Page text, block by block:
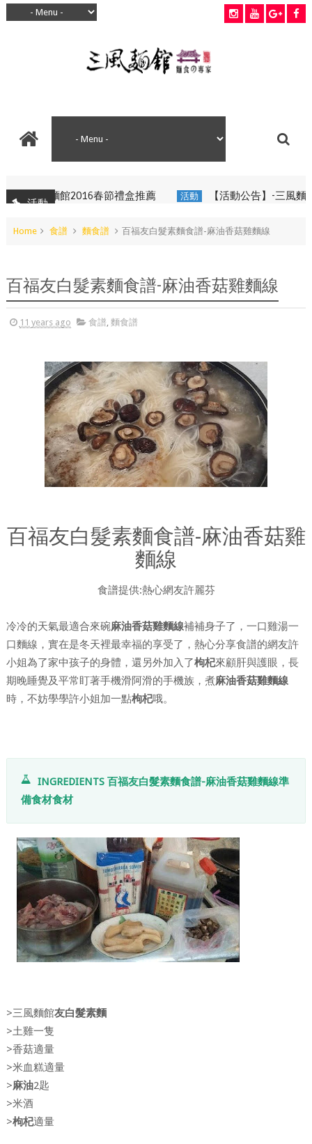
活動
風麵館2016春節禮盒推薦 【活動公告】-三風麵館x
Home 食譜 麵食譜 百福友白髮素麵食譜-麻油香菇雞麵線
百福友白髮素麵食譜-麻油香菇雞麵線
11 years ago 食譜, 麵食譜
百福友白髮素麵食譜-麻油香菇雞
麵線
食譜提供:熱心網友許麗芬
冷冷的天氣最適合來碗麻油香菇雞麵線補補身子了，一口雞湯一
口麵線，實在是冬天裡最幸福的享受了，熱心分享食譜的網友許
小姐為了家中孩子的身體，還另外加入了枸杞來顧肝與護眼，長
期晚睡覺及平常盯著手機滑阿滑的手機族，煮麻油香菇雞麵線
時，不妨學學許小姐加一點枸杞哦。
INGREDIENTS 百福友白髮素麵食譜-麻油香菇雞麵線準
備食材食材
>三風麵館友白髮素麵
>土雞一隻
>香菇適量
>米血糕適量
>麻油2匙
>米酒
>枸杞適量